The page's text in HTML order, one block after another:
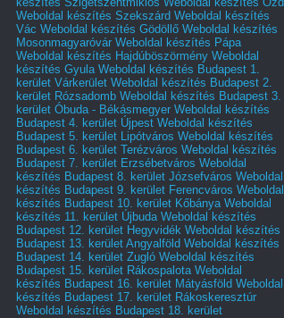
Weboldal készítés Szekszárd Weboldal készítés
Vác Weboldal készítés Gödöllő Weboldal készítés
Mosonmagyaróvár Weboldal készítés Pápa
Weboldal készítés Hajdúböszörmény Weboldal
készítés Gyula Weboldal készítés Budapest 1.
kerület Várkerület Weboldal készítés Budapest 2.
kerület Rózsadomb Weboldal készítés Budapest 3.
kerület Óbuda - Békásmegyer Weboldal készítés
Budapest 4. kerület Újpest Weboldal készítés
Budapest 5. kerület Lipótváros Weboldal készítés
Budapest 6. kerület Terézváros Weboldal készítés
Budapest 7. kerület Erzsébetváros Weboldal
készítés Budapest 8. kerület Józsefváros Weboldal
készítés Budapest 9. kerület Ferencváros Weboldal
készítés Budapest 10. kerület Kőbánya Weboldal
készítés 11. kerület Újbuda Weboldal készítés
Budapest 12. kerület Hegyvidék Weboldal készítés
Budapest 13. kerület Angyalföld Weboldal készítés
Budapest 14. kerület Zugló Weboldal készítés
Budapest 15. kerület Rákospalota Weboldal
készítés Budapest 16. kerület Mátyásföld Weboldal
készítés Budapest 17. kerület Rákoskeresztúr
Weboldal készítés Budapest 18. kerület